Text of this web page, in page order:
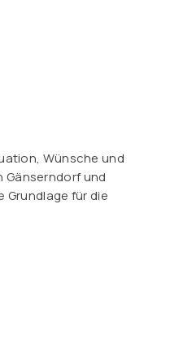
Wünsche und
Gänserndorf und
Grundlage für die